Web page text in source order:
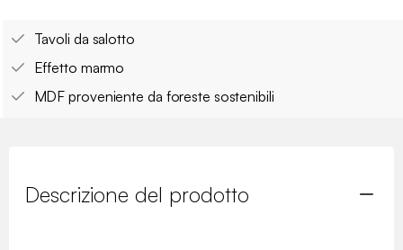
Tavoli da salotto
Effetto marmo
MDF proveniente da foreste sostenibili
Descrizione del prodotto